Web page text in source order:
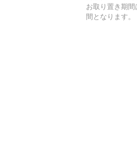
お取り置き期
間となります。